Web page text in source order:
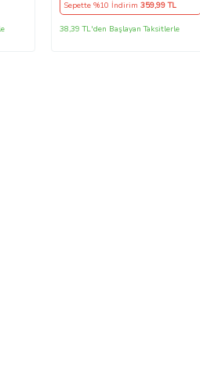
Sepette %10 İndirim359,99 TL
38,39 TL'den Başlayan Taksitlerle